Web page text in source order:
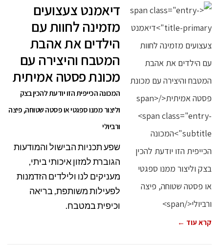
דיאמנט צעצועים
מזמינה לחוות עם
הילדים את אהבת
המטבח והיצירה עם
מכונת פסטה אמיתית
המכונה הכייפית הזו יודעת להכין בצק
וליצור ממנו ספגטי או פסטה שטוחה, פיצה
ורביולי
שפע תכניות הבישול והמודעות
הגוברת למזון איכותי ביתי,
מעניקים לנו ולילדים הזדמנות
לפעילות משותפת, בריאה
וכיפית במטבח.
קרא עוד ←